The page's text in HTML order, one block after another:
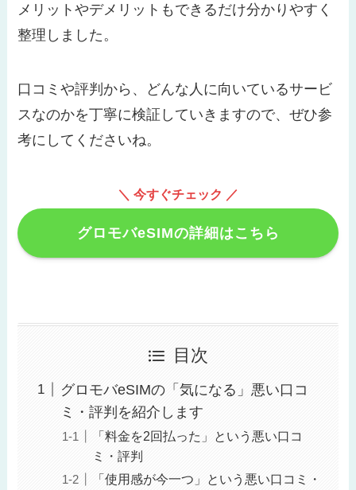
メリットやデメリットもできるだけ分かりやすく
整理しました。
口コミや評判から、どんな人に向いているサービ
スなのかを丁寧に検証していきますので、ぜひ参
考にしてくださいね。
＼ 今すぐチェック ／
グロモバeSIMの詳細はこちら
目次
グロモバeSIMの「気になる」悪い口コ
ミ・評判を紹介します
「料金を2回払った」という悪い口コ
ミ・評判
「使用感が今一つ」という悪い口コミ・